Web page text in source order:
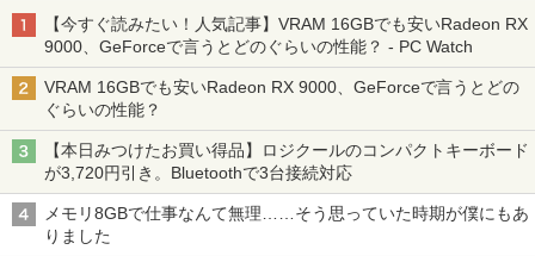
【今すぐ読みたい！人気記事】VRAM 16GBでも安いRadeon RX
9000、GeForceで言うとどのぐらいの性能？ - PC Watch
VRAM 16GBでも安いRadeon RX 9000、GeForceで言うとどの
ぐらいの性能？
【本日みつけたお買い得品】ロジクールのコンパクトキーボード
が3,720円引き。Bluetoothで3台接続対応
メモリ8GBで仕事なんて無理……そう思っていた時期が僕にもあ
りました